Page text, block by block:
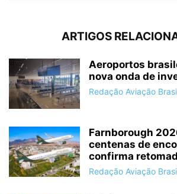
ARTIGOS
Aeroportos
nova onda de
Redação Aviação
Farnborough
centenas de
confirma
Redação Aviação